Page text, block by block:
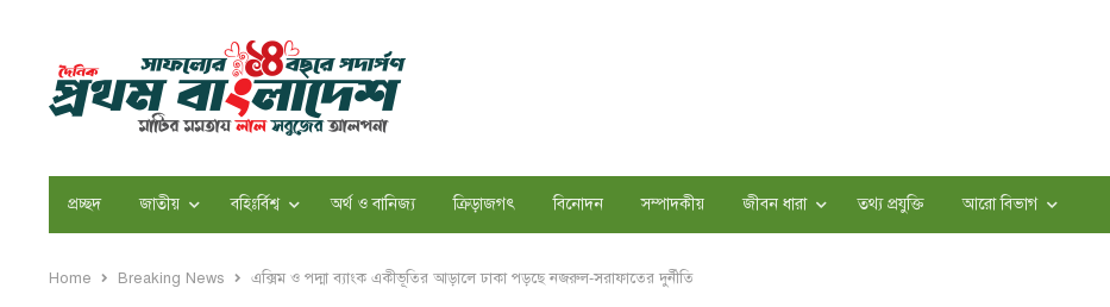
প্রচ্ছদ জাতীয় বহিঃর্বিশ্ব অর্থ ও বানিজ্য ক্রিড়াজগৎ বিনোদন সম্পাদকীয় জীবন ধারা তথ্য প্রযুক্তি আরো বিভাগ
Home Breaking News এক্সিম ও পদ্মা ব্যাংক একীভূতির আড়ালে ঢাকা পড়ছে নজরুল-সরাফাতের দুর্নীতি